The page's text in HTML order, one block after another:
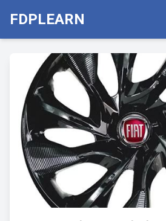
FDPLEARN